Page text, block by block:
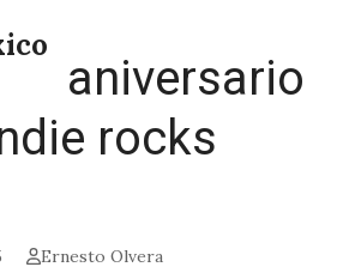
aniversario
rocks
Ernesto Olvera